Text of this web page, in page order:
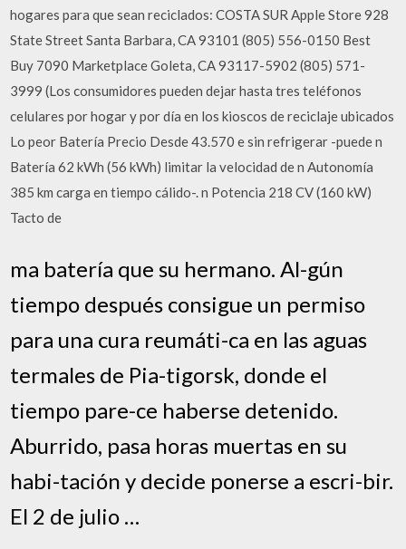
hogares para que sean reciclados: COSTA SUR Apple Store 928
State Street Santa Barbara, CA 93101 (805) 556-0150 Best
Buy 7090 Marketplace Goleta, CA 93117-5902 (805) 571-
3999 (Los consumidores pueden dejar hasta tres teléfonos
celulares por hogar y por día en los kioscos de reciclaje ubicados
Lo peor Batería Precio Desde 43.570 e sin refrigerar -puede n
Batería 62 kWh (56 kWh) limitar la velocidad de n Autonomía
385 km carga en tiempo cálido-. n Potencia 218 CV (160 kW)
Tacto de
ma batería que su hermano. Al-gún
tiempo después consigue un permiso
para una cura reumáti-ca en las aguas
termales de Pia-tigorsk, donde el
tiempo pare-ce haberse detenido.
Aburrido, pasa horas muertas en su
habi-tación y decide ponerse a escri-bir.
El 2 de julio …